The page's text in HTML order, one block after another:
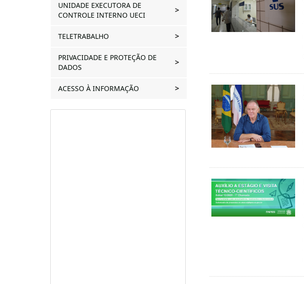
UNIDADE EXECUTORA DE
CONTROLE INTERNO UECI
TELETRABALHO
PRIVACIDADE E PROTEÇÃO DE
DADOS
ACESSO À INFORMAÇÃO